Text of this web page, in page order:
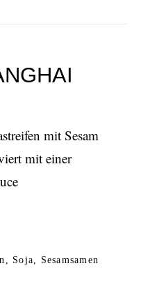
mit Sesam
mit einer
Soja, Sesamsamen